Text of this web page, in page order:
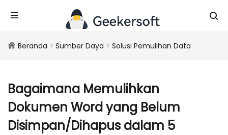
Beranda > Sumber Daya > Solusi Pemulihan Data
Bagaimana Memulihkan
Dokumen Word yang Belum
Disimpan/Dihapus dalam 5